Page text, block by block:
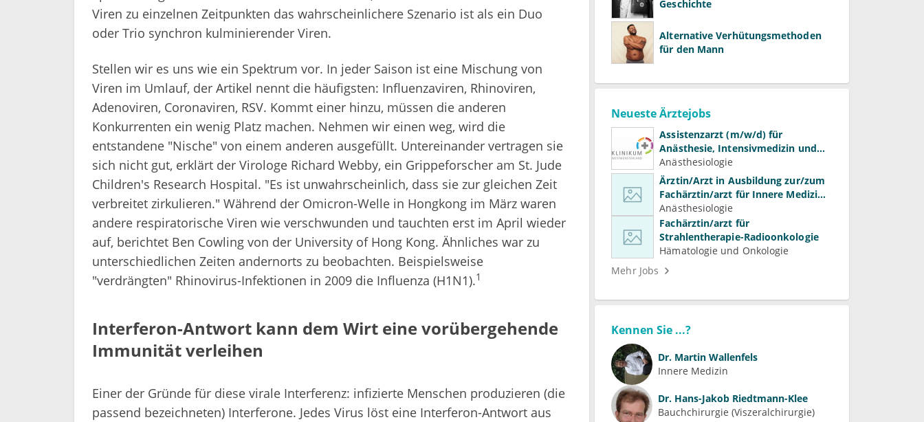
Viren zu einzelnen Zeitpunkten das wahrscheinlichere Szenario ist als ein Duo
oder Trio synchron kulminierender Viren.
Stellen wir es uns wie ein Spektrum vor. In jeder Saison ist eine Mischung von
Viren im Umlauf, der Artikel nennt die häufigsten: Influenzaviren, Rhinoviren,
Adenoviren, Coronaviren, RSV. Kommt einer hinzu, müssen die anderen
Konkurrenten ein wenig Platz machen. Nehmen wir einen weg, wird die
entstandene "Nische" von einem anderen ausgefüllt. Untereinander vertragen sie
sich nicht gut, erklärt der Virologe Richard Webby, ein Grippeforscher am St. Jude
Children's Research Hospital. "Es ist unwahrscheinlich, dass sie zur gleichen Zeit
verbreitet zirkulieren." Während der Omicron-Welle in Hongkong im März waren
andere respiratorische Viren wie verschwunden und tauchten erst im April wieder
auf, berichtet Ben Cowling von der University of Hong Kong. Ähnliches war zu
unterschiedlichen Zeiten andernorts zu beobachten. Beispielsweise
"verdrängten" Rhinovirus-Infektionen in 2009 die Influenza (H1N1).1
Interferon-Antwort kann dem Wirt eine vorübergehende
Immunität verleihen
Einer der Gründe für diese virale Interferenz: infizierte Menschen produzieren (die
passend bezeichneten) Interferone. Jedes Virus löst eine Interferon-Antwort aus
Geschichte
Alternative Verhütungsmethoden
für den Mann
Neueste Ärztejobs
Assistenzarzt (m/w/d) für
Anästhesie, Intensivmedizin und
Schmerztherapie
Anästhesiologie
Ärztin/Arzt in Ausbildung zur/zum
Fachärztin/arzt für Innere Medizin
(Kardiologie, Nephrologie,
Intensivmedizin)
Anästhesiologie
Fachärztin/arzt für
Strahlentherapie-Radioonkologie
Hämatologie und Onkologie
Mehr Jobs
Kennen Sie ...?
Dr. Martin Wallenfels
Innere Medizin
Dr. Hans-Jakob Riedtmann-Klee
Bauchchirurgie (Viszeralchirurgie)